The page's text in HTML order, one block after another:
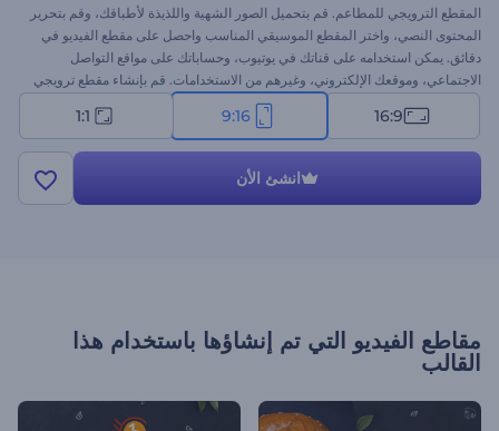
المقطع الترويجي للمطاعم. قم بتحميل الصور الشهية واللذيذة لأطباقك، وقم بتحرير
المحتوى النصي، واختر المقطع الموسيقي المناسب واحصل على مقطع الفيديو في
دقائق. يمكن استخدامه على قناتك في يوتيوب، وحساباتك على مواقع التواصل
الاجتماعي، وموقعك الإلكتروني، وغيرهم من الاستخدامات. قم بإنشاء مقطع ترويجي
16:9
9:16
1:1
انشئ الأن
مقاطع الفيديو التي تم إنشاؤها باستخدام هذا
القالب